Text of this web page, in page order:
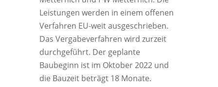
Leistungen werden in einem offenen
Verfahren EU-weit ausgeschrieben.
Das Vergabeverfahren wird zurzeit
durchgeführt. Der geplante
Baubeginn ist im Oktober 2022 und
die Bauzeit beträgt 18 Monate.